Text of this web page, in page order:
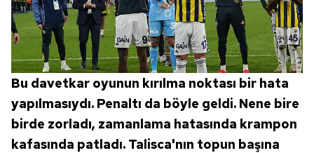
vasıtasıyla belirleyebilirsiniz. Çerezlere ilişkin detaylı bilgi
için Ayarlar butonuna tıklayabilir,Çerez Bilgilendirme
Metnimiziziyaret edebilirsiniz.
6698 sayılı Kişisel Verilerin Korunması Kanunu uyarınca
hazırlanmış Aydınlatma Metnimizi okumak ve sitemizde
ilgili mevzuata uygun olarak kullanılan çerezlerle ilgili bilgi
almak için lütfen tıklayınız.
Bu davetkar oyunun kırılma noktası bir hata
yapılmasıydı. Penaltı da böyle geldi. Nene bire
birde zorladı, zamanlama hatasında krampon
kafasında patladı. Talisca'nın topun başına